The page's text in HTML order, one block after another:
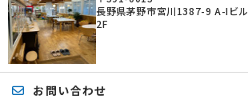
長野県茅野市宮川1387-9 A-Iビル
2F
お問い合わせ